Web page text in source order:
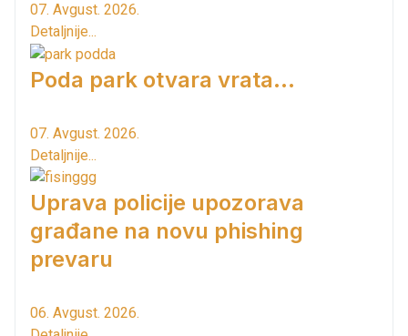
07. Avgust. 2026.
Detaljnije...
Poda park otvara vrata...
07. Avgust. 2026.
Detaljnije...
Uprava policije upozorava
građane na novu phishing
prevaru
06. Avgust. 2026.